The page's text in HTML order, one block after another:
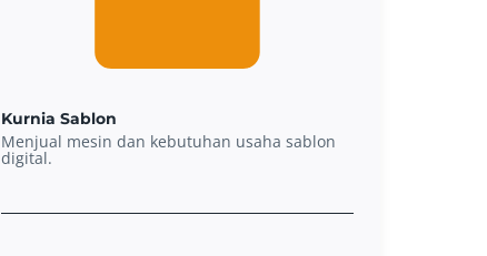
Kurnia Sablon
Menjual mesin dan kebutuhan usaha sablon
digital.